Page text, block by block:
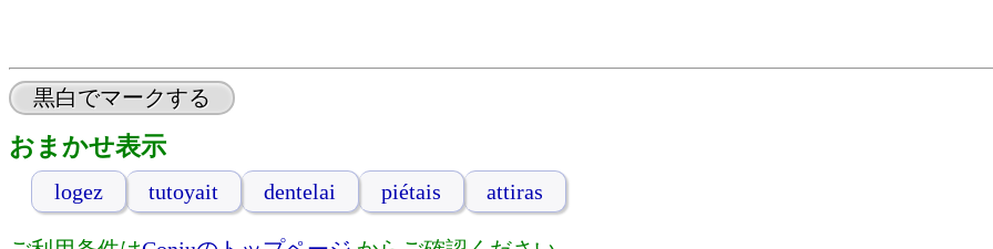
黒白でマークする
おまかせ表示
logez tutoyait dentelai piétais attiras